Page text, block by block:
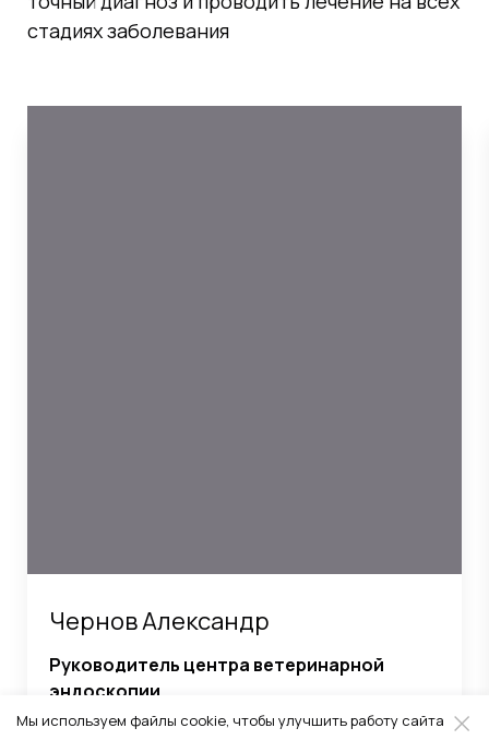
стадиях заболевания
Чернов Александр
Руководитель центра ветеринарной
эндоскопии
Специализация:
Мы используем файлы cookie, чтобы улучшить работу сайта